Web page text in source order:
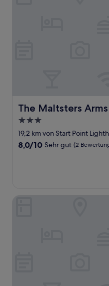
The Maltsters Arms
The Maltsters Arms
3.0-
Sterne-
Unterkunft
19,2 km von Start Point
8.0
Bewertungen)
8,0/10 Sehr gut (2